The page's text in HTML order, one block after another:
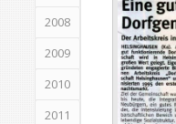
2008
2009
2010
2011